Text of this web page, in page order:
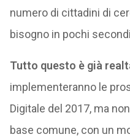
numero di cittadini di
bisogno in pochi
Tutto questo è già
implementeranno le
Digitale del 2017, ma
base comune, con un